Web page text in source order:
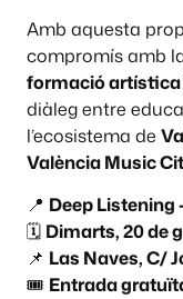
Amb aquesta
compromís amb
formació artística
diàleg entre
l’ecosistema de
València Music
📍 Deep Listening
🗓️ Dimarts, 20 de
📌 Las Naves, C/
🎟️ Entrada